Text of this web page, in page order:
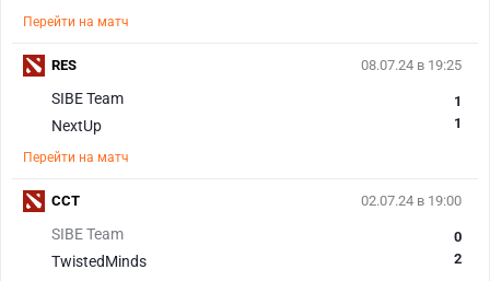
Перейти на матч
08.07.24 в 19:25
SIBE Team
NextUp
1
1
Перейти на матч
RES
02.07.24 в 19:00
SIBE Team
TwistedMinds
0
2
CCT